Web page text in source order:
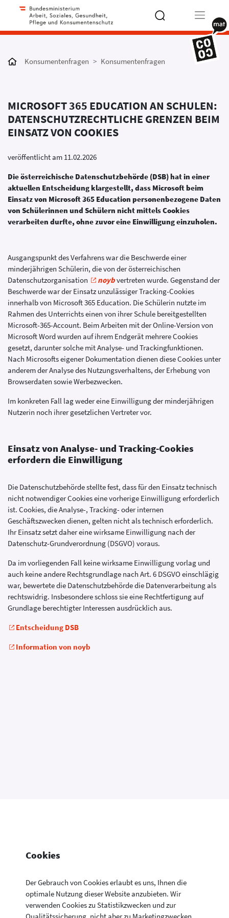
Cookies
Der Gebrauch von Cookies erlaubt es uns, Ihnen die
optimale Nutzung dieser Website anzubieten. Wir
verwenden Cookies zu Statistikzwecken und zur
more
Konsumentenfragen Konsumentenfragen
MICROSOFT 365 EDUCATION AN SCHULEN:
DATENSCHUTZRECHTLICHE GRENZEN BEIM
EINSATZ VON COOKIES
veröffentlicht am 11.02.2026
Die österreichische Datenschutzbehörde (DSB) hat in einer
aktuellen Entscheidung klargestellt, dass Microsoft beim
Einsatz von Microsoft 365 Education personenbezogene Daten
von Schülerinnen und Schülern nicht mittels Cookies
verarbeiten durfte, ohne zuvor eine Einwilligung einzuholen.
Ausgangspunkt des Verfahrens war die Beschwerde einer
minderjährigen Schülerin, die von der österreichischen
Datenschutzorganisation
noybvertreten wurde. Gegenstand der
Beschwerde war der Einsatz unzulässiger Tracking-Cookies
innerhalb von Microsoft 365 Education. Die Schülerin nutzte im
Rahmen des Unterrichts einen von ihrer Schule bereitgestellten
Microsoft-365-Account. Beim Arbeiten mit der Online-Version von
Microsoft Word wurden auf ihrem Endgerät mehrere Cookies
gesetzt, darunter solche mit Analyse- und Trackingfunktionen.
Nach Microsofts eigener Dokumentation dienen diese Cookies unter
anderem der Analyse des Nutzungsverhaltens, der Erhebung von
Browserdaten sowie Werbezwecken.
Im konkreten Fall lag weder eine Einwilligung der minderjährigen
Nutzerin noch ihrer gesetzlichen Vertreter vor.
Einsatz von Analyse- und Tracking-Cookies
erfordern die Einwilligung
Die Datenschutzbehörde stellte fest, dass für den Einsatz technisch
nicht notwendiger Cookies eine vorherige Einwilligung erforderlich
ist. Cookies, die Analyse-, Tracking- oder internen
Geschäftszwecken dienen, gelten nicht als technisch erforderlich.
Ihr Einsatz setzt daher eine wirksame Einwilligung nach der
Datenschutz-Grundverordnung (DSGVO) voraus.
Da im vorliegenden Fall keine wirksame Einwilligung vorlag und
auch keine andere Rechtsgrundlage nach Art. 6 DSGVO einschlägig
war, bewertete die Datenschutzbehörde die Datenverarbeitung als
rechtswidrig. Insbesondere schloss sie eine Rechtfertigung auf
Grundlage berechtigter Interessen ausdrücklich aus.
Entscheidung DSB
Information von noyb
Konsumentenfragen Newsletter
Newsletter Kontakt Datenschutzerklärung